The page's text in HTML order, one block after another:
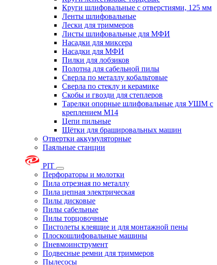
Круги шлифовальные с отверстиями, 125 мм
Ленты шлифовальные
Лески для триммеров
Листы шлифовальные для МФИ
Насадки для миксера
Насадки для МФИ
Пилки для лобзиков
Полотна для сабельной пилы
Сверла по металлу кобальтовые
Сверла по стеклу и керамике
Скобы и гвозди для степлеров
Тарелки опорные шлифовальные для УШМ с
креплением М14
Цепи пильные
Щётки для брашировальных машин
Отвертки аккумуляторные
Паяльные станции
PIT
Перфораторы и молотки
Пила отрезная по металлу
Пила цепная электрическая
Пилы дисковые
Пилы сабельные
Пилы торцовочные
Пистолеты клеящие и для монтажной пены
Плоскошлифовальные машины
Пневмоинструмент
Подвесные ремни для триммеров
Пылесосы